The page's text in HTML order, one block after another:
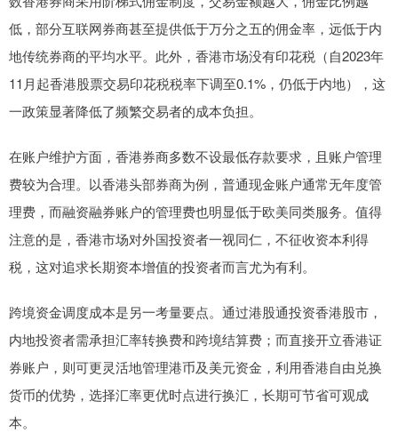
低，部分互联网券商甚至提供低于万分之五的佣金率，远低于内
地传统券商的平均水平。此外，香港市场没有印花税（自2023年
11月起香港股票交易印花税税率下调至0.1%，仍低于内地），这
一政策显著降低了频繁交易者的成本负担。
在账户维护方面，香港券商多数不设最低存款要求，且账户管理
费较为合理。以香港头部券商为例，普通现金账户通常无年度管
理费，而融资融券账户的管理费也明显低于欧美同类服务。值得
注意的是，香港市场对外国投资者一视同仁，不征收资本利得
税，这对追求长期资本增值的投资者而言尤为有利。
跨境资金调度成本是另一考量要点。通过港股通投资香港股市，
内地投资者需承担汇率转换费和跨境结算费；而直接开立香港证
券账户，则可更灵活地管理港币及美元资金，利用香港自由兑换
货币的优势，选择汇率更优时点进行换汇，长期可节省可观成
本。